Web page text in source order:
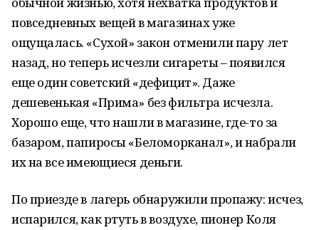
повседневных вещей в магазинах уже
ощущалась. «Сухой» закон отменили пару лет
назад, но теперь исчезли сигареты – появился
еще один советский «дефицит». Даже
дешевенькая «Прима» без фильтра исчезла.
Хорошо еще, что нашли в магазине, где-то за
базаром, папиросы «Беломорканал», и набрали
их на все имеющиеся деньги.
По приезде в лагерь обнаружили пропажу: исчез,
испарился, как ртуть в воздухе, пионер Коля